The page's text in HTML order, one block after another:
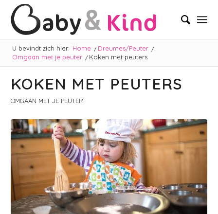
U bevindt zich hier: Home / Dreumes/Peuter /
Omgaan met je peuter / Koken met peuters
KOKEN MET PEUTERS
OMGAAN MET JE PEUTER